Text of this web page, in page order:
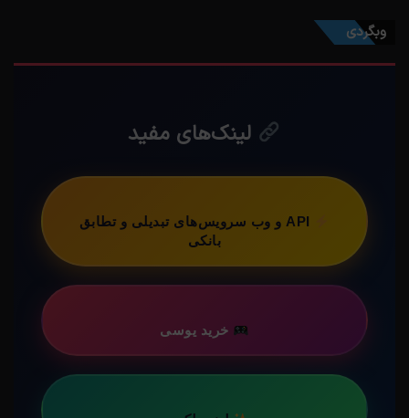
وبگردی
لینک‌های مفید
API و وب سرویس‌های تبدیلی و تطابق
بانکی
خرید یوسی